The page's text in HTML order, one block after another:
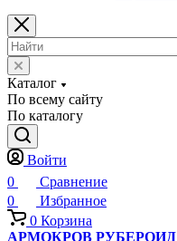
Каталог
По всему сайту
По каталогу
Войти
0
Сравнение
0
Избранное
0 Корзина
АРМОКРОВ РУБЕРОИД